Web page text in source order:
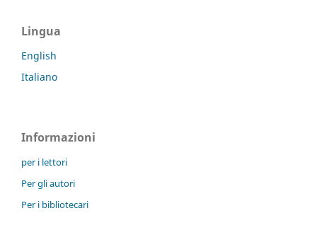
Lingua
English
Italiano
Informazioni
per i lettori
Per gli autori
Per i bibliotecari